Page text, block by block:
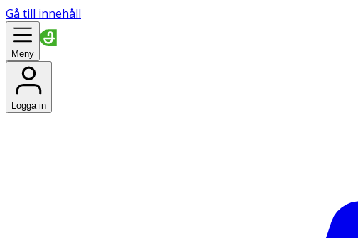
Gå till innehåll
Meny
Logga in